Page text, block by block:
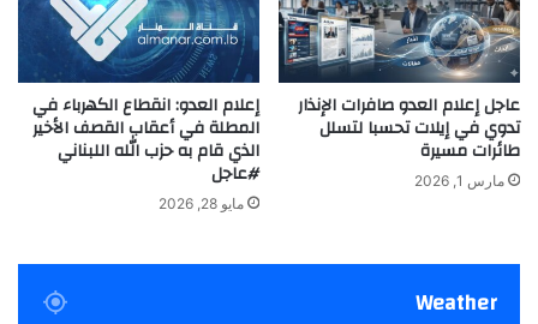
عاجل إعلام العدو صافرات الإنذار
تدوي في إيلات تحسبا لتسلل
طائرات مسيرة
مارس 1, 2026
إعلام العدو: انقطاع الكهرباء في
المطلة في أعقاب القصف الأخير
الذي قام به حزب الله اللبناني
#عاجل
مايو 28, 2026
Weather